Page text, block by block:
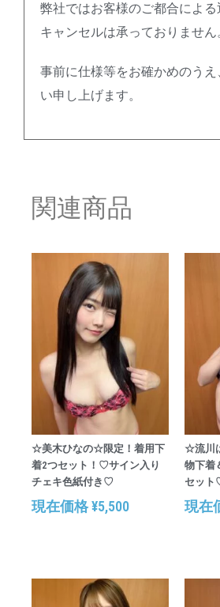
弊社ではお客様のご都合による
キャンセルは承っておりません
事前に仕様等をお確かめのう
い申し上げます。
関連商品
☆美木ひなの☆限定！着用下
着2つセット！♡サイン入り
チェキ色紙付き♡
現在価格¥5,500
☆流川
物下着
セッ
現在